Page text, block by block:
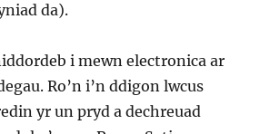
da).
i mewn electronica ar
Ro’n i’n ddigon lwcus
yr un pryd a dechreuad